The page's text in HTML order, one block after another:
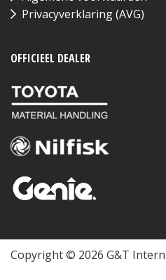
Privacyverklaring (AVG)
OFFICIEEL DEALER
Copyright © 2026 G&T